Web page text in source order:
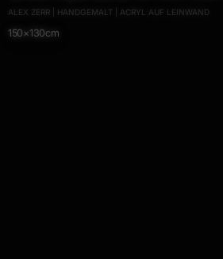
handgefertigt Mischtechnik gold violett rosa
ALEX ZERR | HANDGEMALT | ACRYL AUF LEINWAND
150×130cm